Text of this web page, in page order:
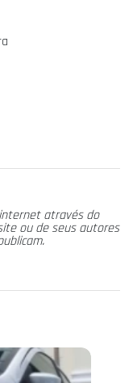
através do
ou de seus autores